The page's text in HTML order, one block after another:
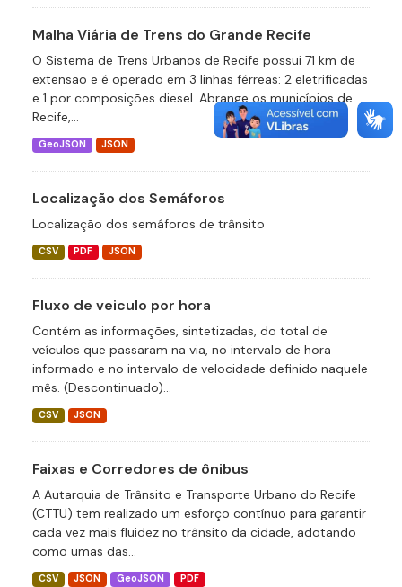
Malha Viária de Trens do Grande Recife
O Sistema de Trens Urbanos de Recife possui 71 km de
extensão e é operado em 3 linhas férreas: 2 eletrificadas
e 1 por composições diesel. Abrange os municípios de
Recife,...
GeoJSON JSON
Localização dos Semáforos
Localização dos semáforos de trânsito
CSV PDF JSON
Fluxo de veiculo por hora
Contém as informações, sintetizadas, do total de
veículos que passaram na via, no intervalo de hora
informado e no intervalo de velocidade definido naquele
mês. (Descontinuado)...
CSV JSON
Faixas e Corredores de ônibus
A Autarquia de Trânsito e Transporte Urbano do Recife
(CTTU) tem realizado um esforço contínuo para garantir
cada vez mais fluidez no trânsito da cidade, adotando
como umas das...
CSV JSON GeoJSON PDF